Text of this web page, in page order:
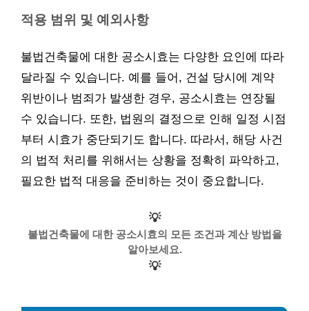
적용 범위 및 예외사항
불법건축물에 대한 공소시효는 다양한 요인에 따라
달라질 수 있습니다. 예를 들어, 건설 당시에 계약
위반이나 범죄가 발생한 경우, 공소시효는 연장될
수 있습니다. 또한, 법원의 결정으로 인해 일정 시점
부터 시효가 중단되기도 합니다. 따라서, 해당 사건
의 법적 처리를 위해서는 상황을 정확히 파악하고,
필요한 법적 대응을 준비하는 것이 중요합니다.
💡
불법건축물에 대한 공소시효의 모든 조건과 계산 방법을
알아보세요.
💡